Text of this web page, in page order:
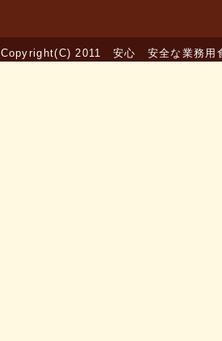
Copyright(C) 2011 安心 安全な業務用